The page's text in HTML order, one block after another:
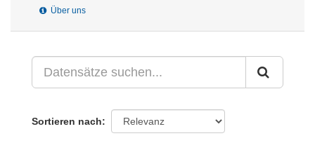
Über uns
Sortieren nach